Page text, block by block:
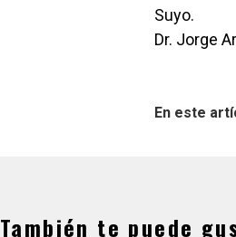
Suyo.
Dr. Jorge
En este
También te puede